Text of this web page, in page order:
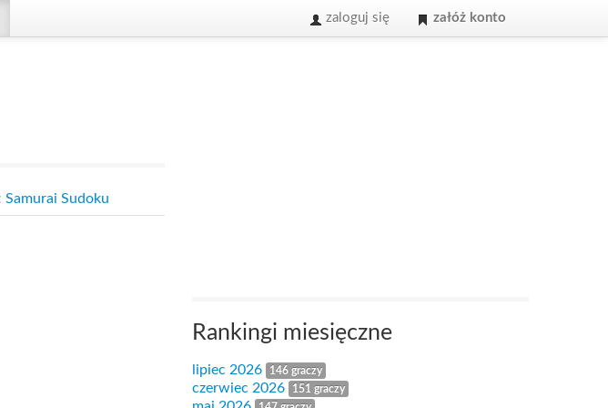
zaloguj się załóż konto
Samurai Sudoku
Rankingi miesięczne
lipiec 2026 146 graczy
czerwiec 2026 151 graczy